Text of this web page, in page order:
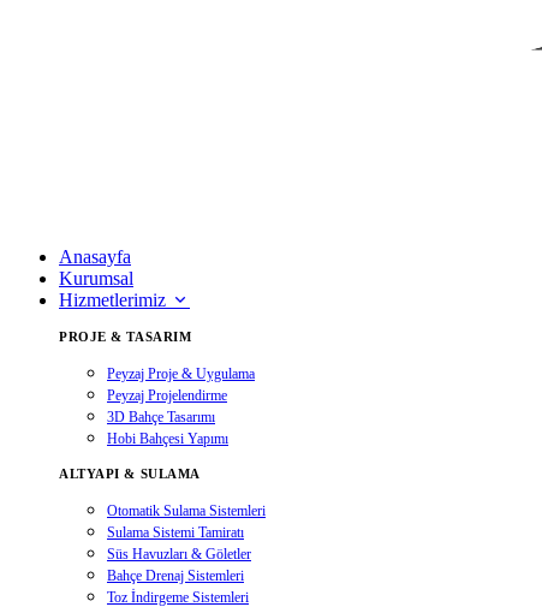
Anasayfa
Kurumsal
Hizmetlerimiz
PROJE & TASARIM
Peyzaj Proje & Uygulama
Peyzaj Projelendirme
3D Bahçe Tasarımı
Hobi Bahçesi Yapımı
ALTYAPI & SULAMA
Otomatik Sulama Sistemleri
Sulama Sistemi Tamiratı
Süs Havuzları & Göletler
Bahçe Drenaj Sistemleri
Toz İndirgeme Sistemleri